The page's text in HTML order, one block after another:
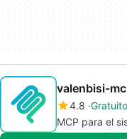
valenbisi-
4.8 Gratuito
MCP para el